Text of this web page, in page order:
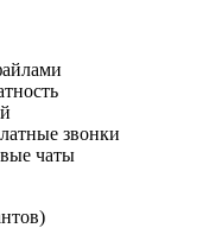
звонки
чаты